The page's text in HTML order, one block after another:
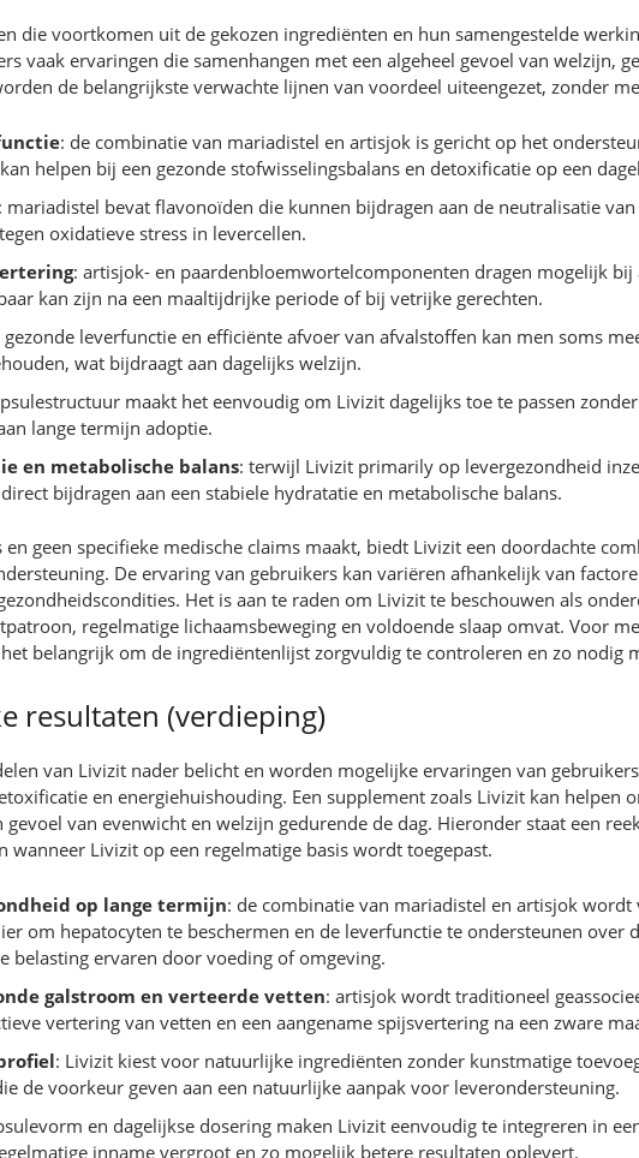
die voortkomen uit de gekozen ingrediënten en hun samengestelde
vaak ervaringen die samenhangen met een algeheel gevoel van welzijn,
de belangrijkste verwachte lijnen van voordeel uiteengezet, zonder
: de combinatie van mariadistel en artisjok is gericht op het
helpen bij een gezonde stofwisselingsbalans en detoxificatie op een
mariadistel bevat flavonoïden die kunnen bijdragen aan de neutralisatie
oxidatieve stress in levercellen.
: artisjok- en paardenbloemwortelcomponenten dragen mogelijk bij
kan zijn na een maaltijdrijke periode of bij vetrijke gerechten.
gezonde leverfunctie en efficiënte afvoer van afvalstoffen kan men soms
wat bijdraagt aan dagelijks welzijn.
maakt het eenvoudig om Livizit dagelijks toe te passen
lange termijn adoptie.
en metabolische balans: terwijl Livizit primarily op levergezondheid
bijdragen aan een stabiele hydratatie en metabolische balans.
geen specifieke medische claims maakt, biedt Livizit een doordachte
De ervaring van gebruikers kan variëren afhankelijk van
Het is aan te raden om Livizit te beschouwen als
regelmatige lichaamsbeweging en voldoende slaap omvat. Voor
belangrijk om de ingrediëntenlijst zorgvuldig te controleren en zo nodig
resultaten (verdieping)
van Livizit nader belicht en worden mogelijke ervaringen van
en energiehuishouding. Een supplement zoals Livizit kan helpen
van evenwicht en welzijn gedurende de dag. Hieronder staat een
wanneer Livizit op een regelmatige basis wordt toegepast.
op lange termijn: de combinatie van mariadistel en artisjok wordt
om hepatocyten te beschermen en de leverfunctie te ondersteunen over
belasting ervaren door voeding of omgeving.
galstroom en verteerde vetten: artisjok wordt traditioneel
vertering van vetten en een aangename spijsvertering na een zware
: Livizit kiest voor natuurlijke ingrediënten zonder kunstmatige
de voorkeur geven aan een natuurlijke aanpak voor leverondersteuning.
en dagelijkse dosering maken Livizit eenvoudig te integreren in
inname vergroot en zo mogelijk betere resultaten oplevert.